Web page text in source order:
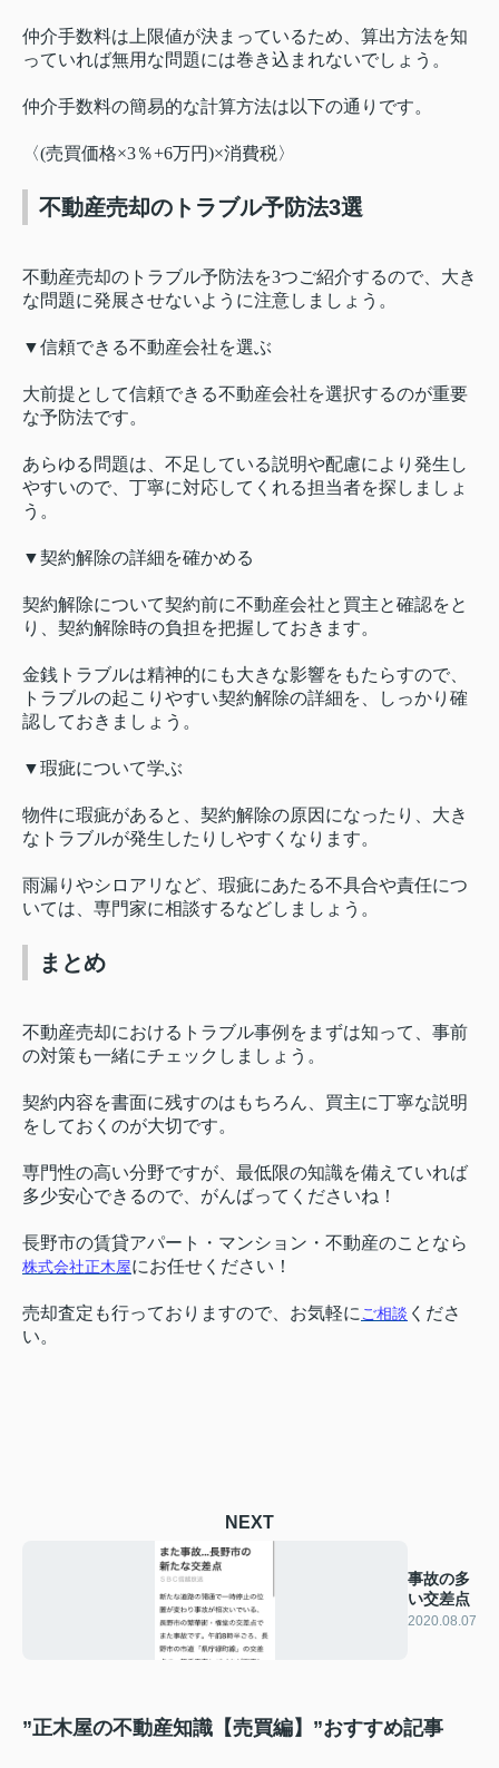
仲介手数料は上限値が決まっているため、算出方法を知
っていれば無用な問題には巻き込まれないでしょう。
仲介手数料の簡易的な計算方法は以下の通りです。
〈(売買価格×3％+6万円)×消費税〉
不動産売却のトラブル予防法3選
不動産売却のトラブル予防法を3つご紹介するので、大き
な問題に発展させないように注意しましょう。
▼信頼できる不動産会社を選ぶ
大前提として信頼できる不動産会社を選択するのが重要
な予防法です。
あらゆる問題は、不足している説明や配慮により発生し
やすいので、丁寧に対応してくれる担当者を探しましょ
う。
▼契約解除の詳細を確かめる
契約解除について契約前に不動産会社と買主と確認をと
り、契約解除時の負担を把握しておきます。
金銭トラブルは精神的にも大きな影響をもたらすので、
トラブルの起こりやすい契約解除の詳細を、しっかり確
認しておきましょう。
▼瑕疵について学ぶ
物件に瑕疵があると、契約解除の原因になったり、大き
なトラブルが発生したりしやすくなります。
雨漏りやシロアリなど、瑕疵にあたる不具合や責任につ
いては、専門家に相談するなどしましょう。
まとめ
不動産売却におけるトラブル事例をまずは知って、事前
の対策も一緒にチェックしましょう。
契約内容を書面に残すのはもちろん、買主に丁寧な説明
をしておくのが大切です。
専門性の高い分野ですが、最低限の知識を備えていれば
多少安心できるので、がんばってくださいね！
長野市の賃貸アパート・マンション・不動産のことなら
株式会社正木屋にお任せください！
売却査定も行っておりますので、お気軽に ご相談 くださ
い。
NEXT
事故の多
い交差点
2020.08.07
”正木屋の不動産知識【売買編】”おすすめ記事